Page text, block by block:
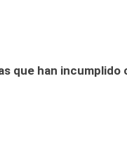
que han